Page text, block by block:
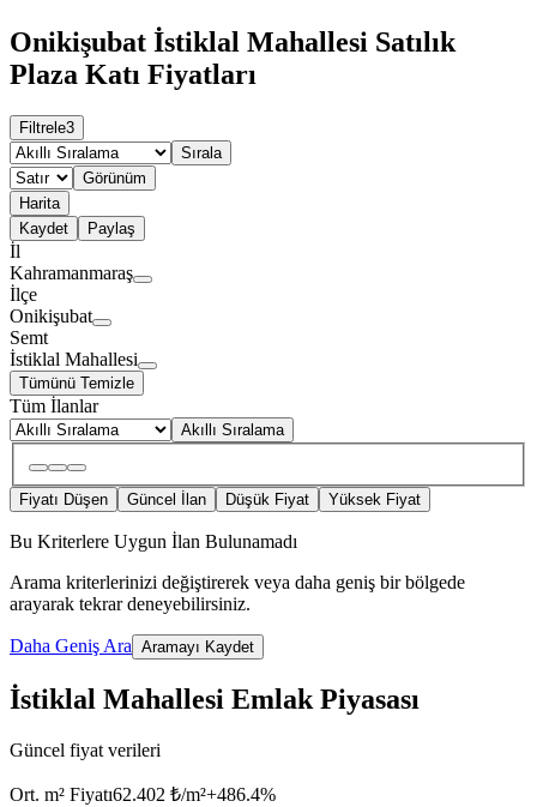
Onikişubat İstiklal Mahallesi Satılık
Plaza Katı Fiyatları
Filtrele3
Sırala
Görünüm
Harita
Kaydet
Paylaş
İl
Kahramanmaraş
İlçe
Onikişubat
Semt
İstiklal Mahallesi
Tümünü Temizle
Tüm İlanlar
Akıllı Sıralama
Fiyatı Düşen Güncel İlan Düşük Fiyat Yüksek Fiyat
Bu Kriterlere Uygun İlan Bulunamadı
Arama kriterlerinizi değiştirerek veya daha geniş bir bölgede
arayarak tekrar deneyebilirsiniz.
Daha Geniş Ara Aramayı Kaydet
İstiklal Mahallesi Emlak Piyasası
Güncel fiyat verileri
Ort. m² Fiyatı62.402 ₺/m²+486.4%